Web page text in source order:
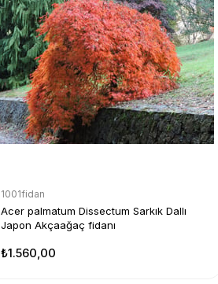
1001fidan
Acer palmatum Dissectum Sarkık Dallı
Japon Akçaağaç fidanı
₺1.560,00